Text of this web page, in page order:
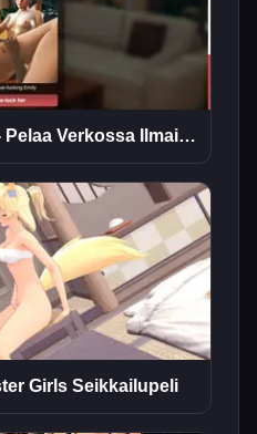
Confined and Horny - Pelaa Verkossa Ilmaiseksi
Girls Seikkailupeli